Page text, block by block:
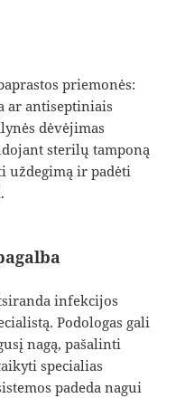
priemonės:
ar antiseptiniais
dėvėjimas
sterilų tamponą
uždegimą ir padėti
infekcijos
Podologas gali
nagą, pašalinti
specialias
padeda nagui